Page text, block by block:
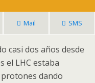
Mail SMS
casi dos años desde
el LHC estaba
dando